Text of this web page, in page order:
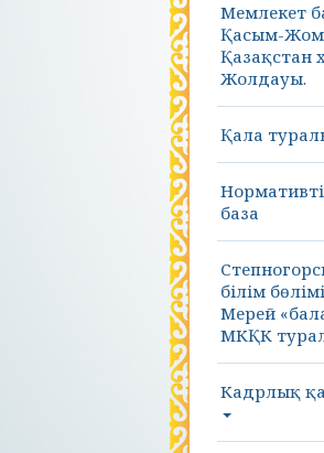
Мемлекет
Қасым-
Қазақстан
Жолдауы.
Қала
база
білім
Мерей
МКҚК
Кадрлық